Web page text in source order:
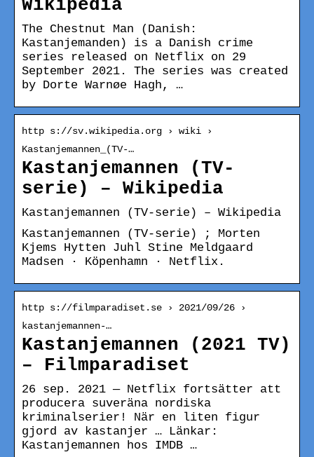
Wikipedia
The Chestnut Man (Danish:
Kastanjemanden) is a Danish crime
series released on Netflix on 29
September 2021. The series was created
by Dorte Warnøe Hagh, …
http s://sv.wikipedia.org › wiki ›
Kastanjemannen_(TV-…
Kastanjemannen (TV-
serie) – Wikipedia
Kastanjemannen (TV-serie) – Wikipedia
Kastanjemannen (TV-serie) ; Morten
Kjems Hytten Juhl Stine Meldgaard
Madsen · Köpenhamn · Netflix.
http s://filmparadiset.se › 2021/09/26 ›
kastanjemannen-…
Kastanjemannen (2021 TV)
– Filmparadiset
26 sep. 2021 — Netflix fortsätter att
producera suveräna nordiska
kriminalserier! När en liten figur
gjord av kastanjer … Länkar:
Kastanjemannen hos IMDB …